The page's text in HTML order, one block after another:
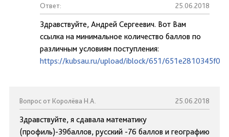
Ответ: 25.06.2018
Здравствуйте, Андрей Сергеевич. Вот Вам
ссылка на минимальное количество баллов по
различным условиям поступления:
https://kubsau.ru/upload/iblock/651/
Вопрос от Королёва Н.А. 25.06.2018
Здравствуйте, я сдавала математику
(профиль)-39баллов, русский -76 баллов и географию